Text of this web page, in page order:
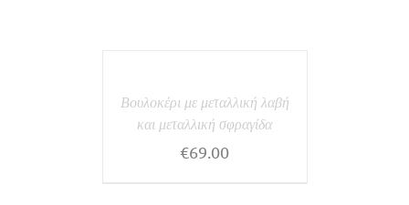
Βουλοκέρι με μεταλλική λαβή
και μεταλλική σφραγίδα
€69.00